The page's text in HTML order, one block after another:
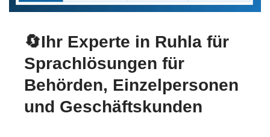
🔄Ihr Experte in Ruhla für
Sprachlösungen für
Behörden, Einzelpersonen
und Geschäftskunden